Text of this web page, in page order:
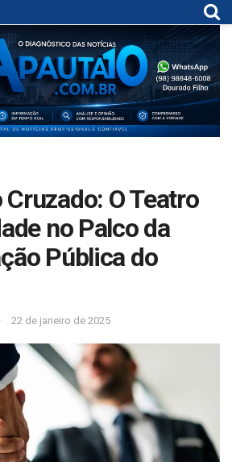
O Teatro
no Palco da
Pública do
22 de janeiro de 2025